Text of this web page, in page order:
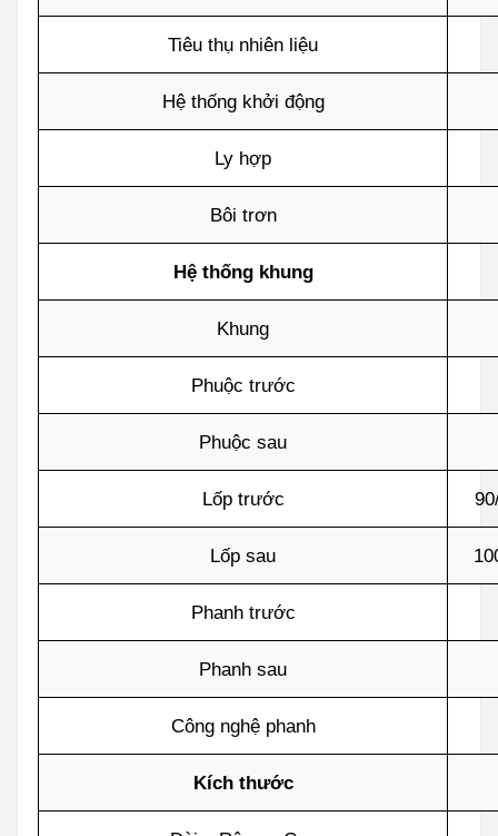
Tiêu thụ nhiên liệu
Hệ thống khởi động
Ly hợp
Bôi trơn
Hệ thống khung
Khung
Phuộc trước
Phuộc sau
Lốp trước
Lốp sau
Phanh trước
Phanh sau
Công nghệ phanh
Kích thước